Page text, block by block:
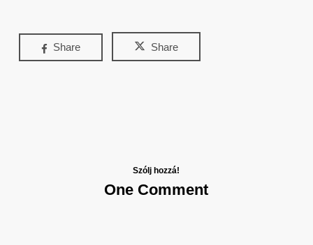
Share Share
Szólj hozzá!
One Comment